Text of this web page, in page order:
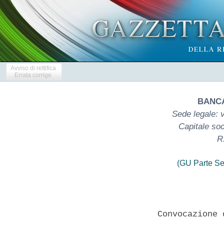
Avviso di rettifica
Errata corrige
Sede legale:
Capitale
(GU Parte